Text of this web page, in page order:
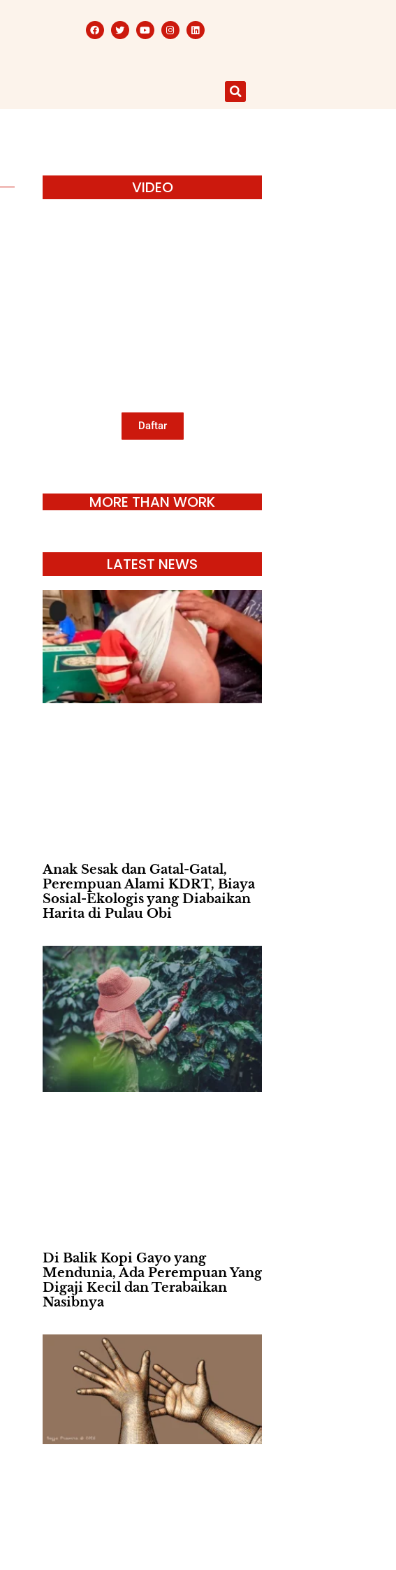
VIDEO
Daftar
MORE THAN WORK
LATEST NEWS
Anak Sesak dan Gatal-Gatal,
Perempuan Alami KDRT, Biaya
Sosial-Ekologis yang Diabaikan
Harita di Pulau Obi
Di Balik Kopi Gayo yang
Mendunia, Ada Perempuan Yang
Digaji Kecil dan Terabaikan
Nasibnya